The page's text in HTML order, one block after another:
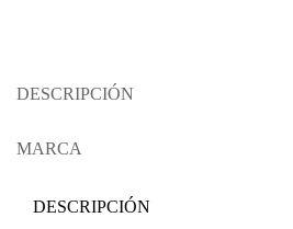
DESCRIPCIÓN
MARCA
DESCRIPCIÓN